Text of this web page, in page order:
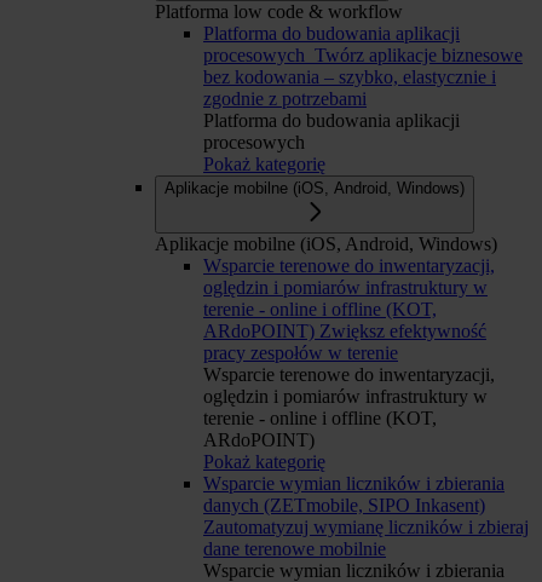
Platforma low code & workflow
Platforma do budowania aplikacji
procesowych Twórz aplikacje biznesowe
bez kodowania – szybko, elastycznie i
zgodnie z potrzebami
Platforma do budowania aplikacji
procesowych
Pokaż kategorię
Aplikacje mobilne (iOS, Android, Windows)
Aplikacje mobilne (iOS, Android, Windows)
Wsparcie terenowe do inwentaryzacji,
oględzin i pomiarów infrastruktury w
terenie - online i offline (KOT,
ARdoPOINT) Zwiększ efektywność
pracy zespołów w terenie
Wsparcie terenowe do inwentaryzacji,
oględzin i pomiarów infrastruktury w
terenie - online i offline (KOT,
ARdoPOINT)
Pokaż kategorię
Wsparcie wymian liczników i zbierania
danych (ZETmobile, SIPO Inkasent)
Zautomatyzuj wymianę liczników i zbieraj
dane terenowe mobilnie
Wsparcie wymian liczników i zbierania